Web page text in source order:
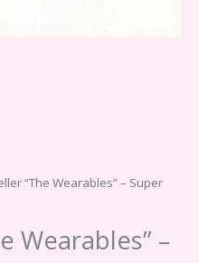
“The Wearables” – Super
Wearables” –